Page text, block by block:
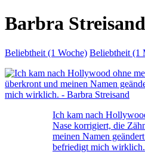
Barbra
Beliebtheit (1 Woche) Beliebtheit (1
Ich kam nach
Nase korrigiert, die
meinen Namen
befriedigt mich wirklich.